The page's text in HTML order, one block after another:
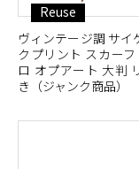
Reuse
ヴィンテージ調 サイ
クプリント スカーフ
ロ オプアート 大判
き（ジャンク商品）